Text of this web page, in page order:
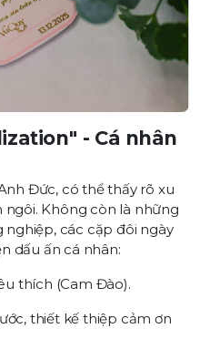
- Cá nhân
Đức, có thể thấy rõ xu
ngôi. Không còn là những
các cặp đôi ngày
dấu ấn cá nhân:
thích (Cam Đào).
thiết kế thiệp cảm ơn